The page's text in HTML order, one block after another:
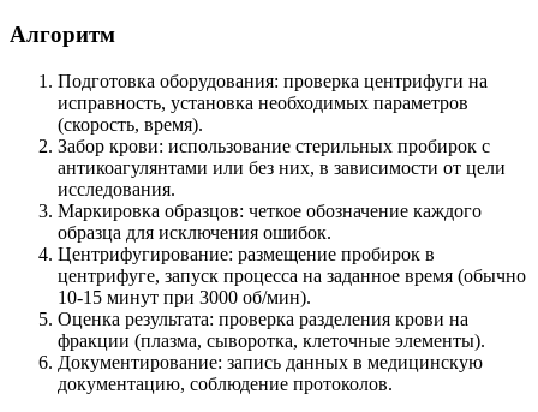
Алгоритм
Подготовка оборудования: проверка центрифуги на
исправность, установка необходимых параметров
(скорость, время).
Забор крови: использование стерильных пробирок с
антикоагулянтами или без них, в зависимости от цели
исследования.
Маркировка образцов: четкое обозначение каждого
образца для исключения ошибок.
Центрифугирование: размещение пробирок в
центрифуге, запуск процесса на заданное время (обычно
10-15 минут при 3000 об/мин).
Оценка результата: проверка разделения крови на
фракции (плазма, сыворотка, клеточные элементы).
Документирование: запись данных в медицинскую
документацию, соблюдение протоколов.